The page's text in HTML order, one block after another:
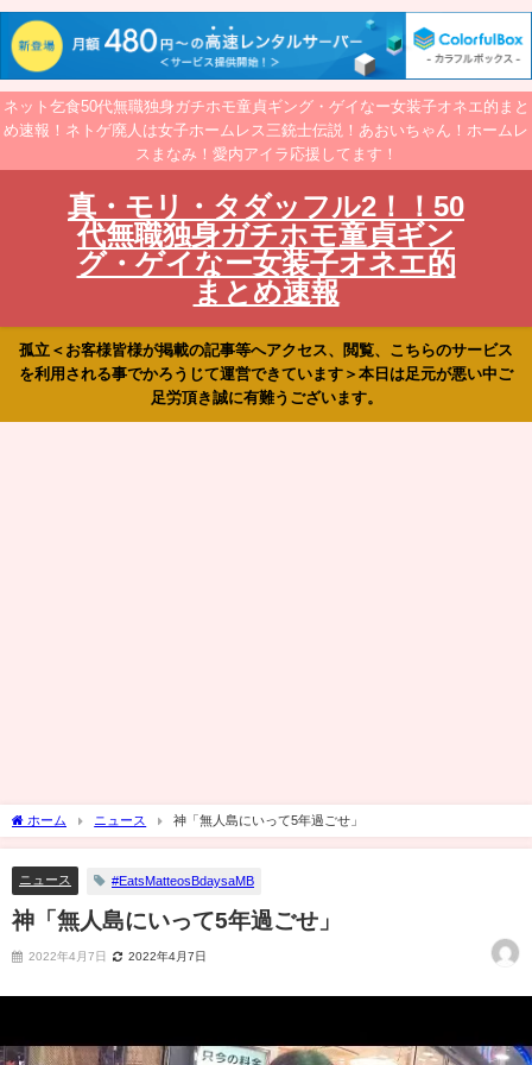
ネット乞食50代無職独身ガチホモ童貞ギング・ゲイなー女装子オネエ的まと
め速報！ネトゲ廃人は女子ホームレス三銃士伝説！あおいちゃん！ホームレ
スまなみ！愛内アイラ応援してます！
真・モリ・タダッフル2！！50
代無職独身ガチホモ童貞ギン
グ・ゲイなー女装子オネエ的
まとめ速報
孤立＜お客様皆様が掲載の記事等へアクセス、閲覧、こちらのサービス
を利用される事でかろうじて運営できています＞本日は足元が悪い中ご
足労頂き誠に有難うございます。
ホーム ニュース 神「無人島にいって5年過ごせ」
ニュース #EatsMatteosBdaysaMB
神「無人島にいって5年過ごせ」
2022年4月7日 2022年4月7日